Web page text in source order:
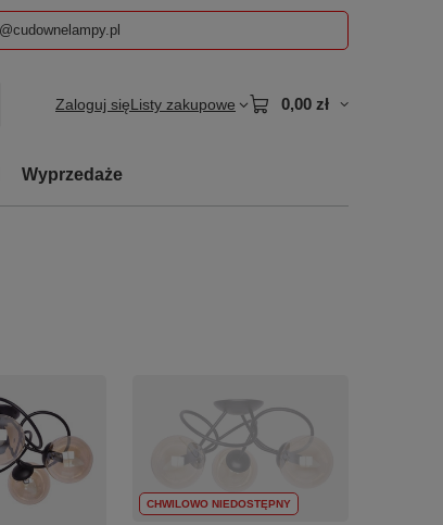
Zaloguj sięListy zakupowe 0,00 zł
Wyprzedaże
CHWILOWO NIEDOSTĘPNY